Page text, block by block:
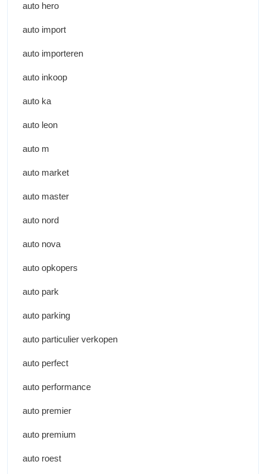
auto hero
auto import
auto importeren
auto inkoop
auto ka
auto leon
auto m
auto market
auto master
auto nord
auto nova
auto opkopers
auto park
auto parking
auto particulier verkopen
auto perfect
auto performance
auto premier
auto premium
auto roest